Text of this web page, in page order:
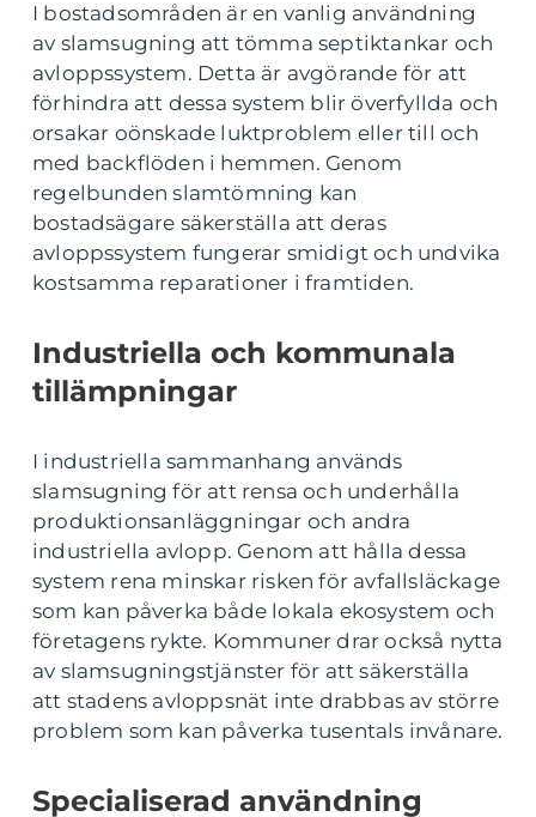
I bostadsområden är en vanlig användning
av slamsugning att tömma septiktankar och
avloppssystem. Detta är avgörande för att
förhindra att dessa system blir överfyllda och
orsakar oönskade luktproblem eller till och
med backflöden i hemmen. Genom
regelbunden slamtömning kan
bostadsägare säkerställa att deras
avloppssystem fungerar smidigt och undvika
kostsamma reparationer i framtiden.
Industriella och kommunala
tillämpningar
I industriella sammanhang används
slamsugning för att rensa och underhålla
produktionsanläggningar och andra
industriella avlopp. Genom att hålla dessa
system rena minskar risken för avfallsläckage
som kan påverka både lokala ekosystem och
företagens rykte. Kommuner drar också nytta
av slamsugningstjänster för att säkerställa
att stadens avloppsnät inte drabbas av större
problem som kan påverka tusentals invånare.
Specialiserad användning